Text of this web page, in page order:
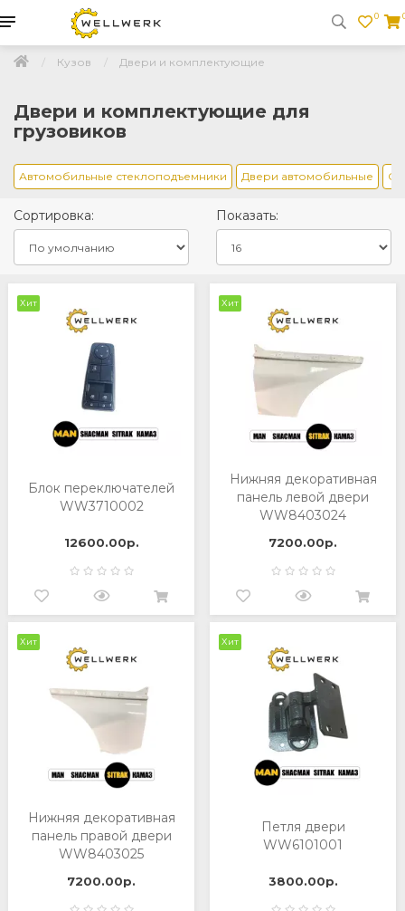
0
Кузов Двери и комплектующие
Двери и комплектующие для
грузовиков
Автомобильные стеклоподъемники Двери автомобильные
Сортировка: Показать:
Хит
Блок переключателей
WW3710002
12600.00р.
Хит
Нижняя декоративная
панель левой двери
WW8403024
7200.00р.
Хит
Нижняя декоративная
панель правой двери
WW8403025
7200.00р.
Хит
Петля двери
WW6101001
3800.00р.